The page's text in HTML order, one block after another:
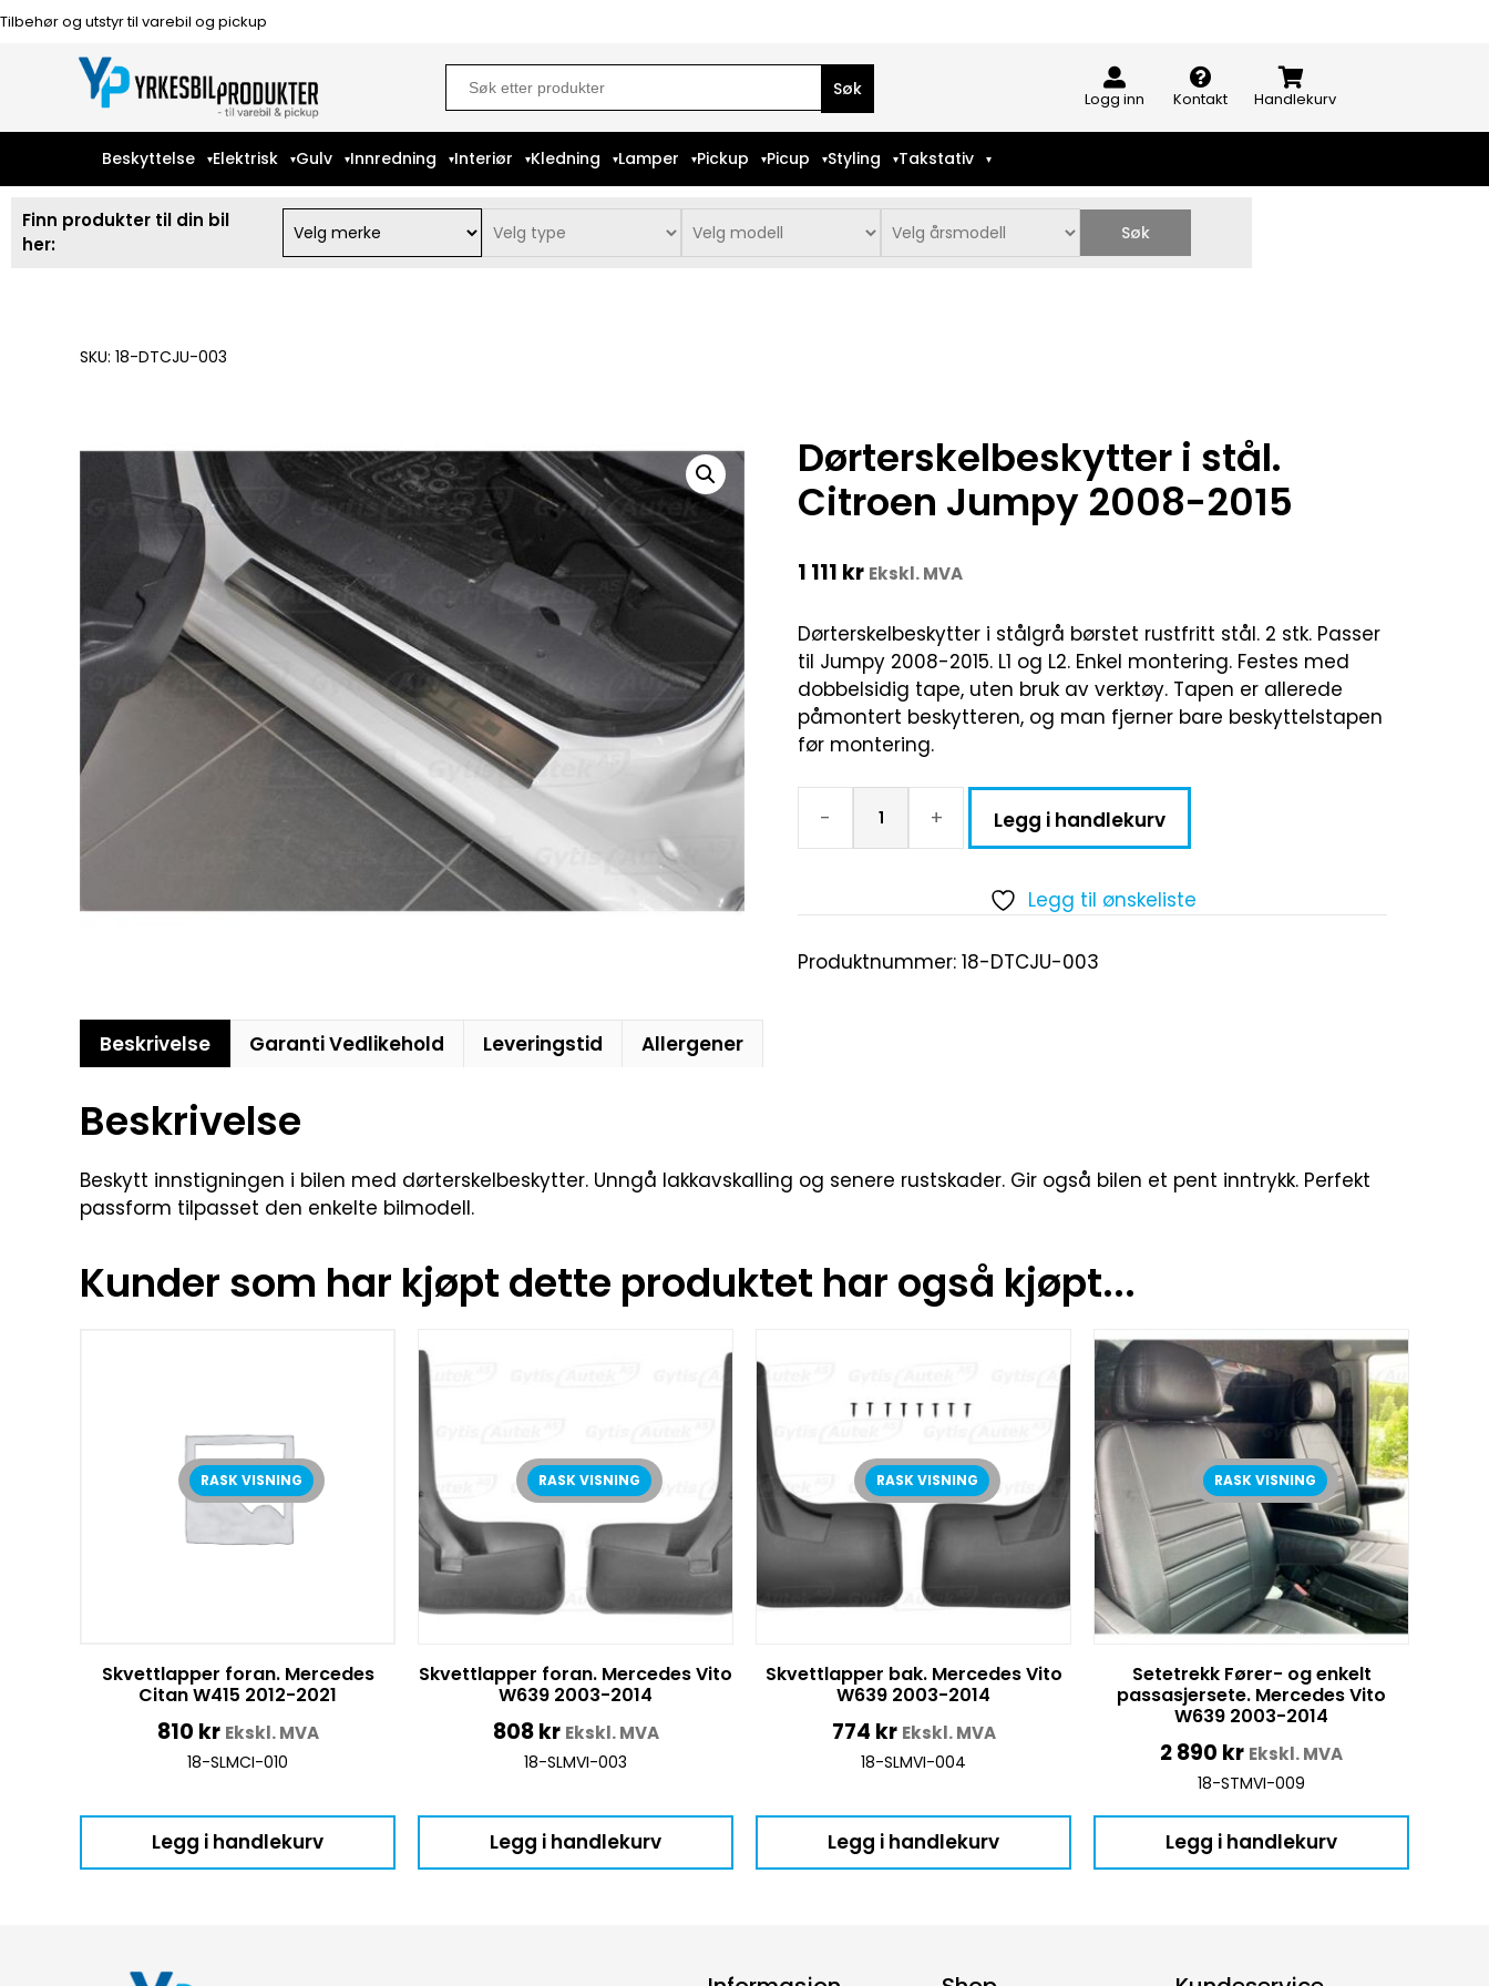
Tilbehør og utstyr til varebil og pickup
Search
for: Logg inn Kontakt Handlekurv
Beskyttelse Elektrisk Gulv Innredning Interiør Kledning Lamper Pickup Picup Styling Takstativ
Finn produkter til din bil
her:
Søk
SKU: 18-DTCJU-003
Dørterskelbeskytter i stål.
Citroen Jumpy 2008-2015
1 111 kr Ekskl. MVA
Dørterskelbeskytter i stålgrå børstet rustfritt stål. 2 stk. Passer
til Jumpy 2008-2015. L1 og L2. Enkel montering. Festes med
dobbelsidig tape, uten bruk av verktøy. Tapen er allerede
påmontert beskytteren, og man fjerner bare beskyttelstapen
før montering.
- + Legg i handlekurv
Legg til ønskeliste
Produktnummer: 18-DTCJU-003
Beskrivelse Garanti Vedlikehold Leveringstid Allergener
Beskrivelse
Beskytt innstigningen i bilen med dørterskelbeskytter. Unngå lakkavskalling og senere rustskader. Gir også bilen et pent inntrykk. Perfekt
passform tilpasset den enkelte bilmodell.
Kunder som har kjøpt dette produktet har også kjøpt...
RASK VISNING
Skvettlapper foran. Mercedes
Citan W415 2012-2021
810 kr Ekskl. MVA
18-SLMCI-010
Legg i handlekurv
RASK VISNING
Skvettlapper foran. Mercedes Vito
W639 2003-2014
808kr Ekskl. MVA
18-SLMVI-003
Legg i handlekurv
RASK VISNING
Skvettlapper bak. Mercedes Vito
W639 2003-2014
774 kr Ekskl. MVA
18-SLMVI-004
Legg i handlekurv
RASK VISNING
Setetrekk Fører- og enkelt
passasjersete. Mercedes Vito
W639 2003-2014
2 890 kr Ekskl. MVA
18-STMVI-009
Legg i handlekurv